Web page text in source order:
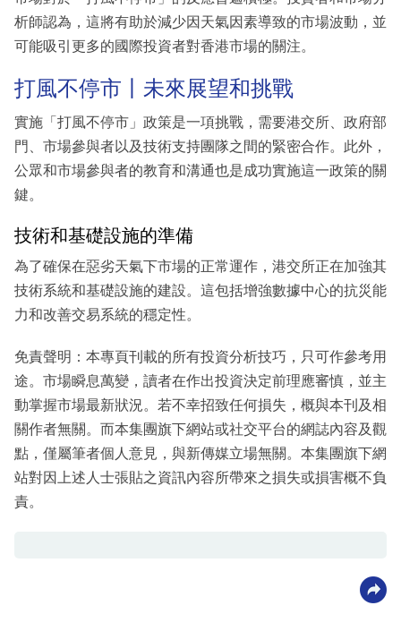
析師認為，這將有助於減少因天氣因素導致的市場波動，並
可能吸引更多的國際投資者對香港市場的關注。
打風不停市丨未來展望和挑戰
實施「打風不停市」政策是一項挑戰，需要港交所、政府部
門、市場參與者以及技術支持團隊之間的緊密合作。此外，
公眾和市場參與者的教育和溝通也是成功實施這一政策的關
鍵。
技術和基礎設施的準備
為了確保在惡劣天氣下市場的正常運作，港交所正在加強其
技術系統和基礎設施的建設。這包括增強數據中心的抗災能
力和改善交易系統的穩定性。
免責聲明：本專頁刊載的所有投資分析技巧，只可作參考用
途。市場瞬息萬變，讀者在作出投資決定前理應審慎，並主
動掌握市場最新狀況。若不幸招致任何損失，概與本刊及相
關作者無關。而本集團旗下網站或社交平台的網誌內容及觀
點，僅屬筆者個人意見，與新傳媒立場無關。本集團旗下網
站對因上述人士張貼之資訊內容所帶來之損失或損害概不負
責。